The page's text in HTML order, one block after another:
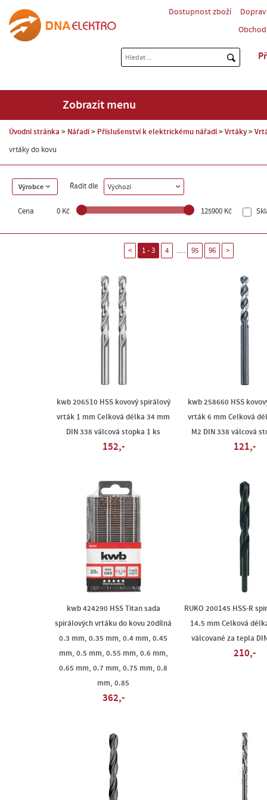
Dostupnost zboží
Zobrazit menu
Úvodní stránka Nářadí Příslušenství k elektrickému nářadí Vrtáky
vrtáky do kovu
Výrobce Řadit dle Výchozí
Cena 0 Kč 125900 Kč
< 1 - 3 4 ..... 95 96 >
kwb 206510 HSS kovový spirálový
vrták 1 mm Celková délka 34 mm
DIN 338 válcová stopka 1 ks
152,-
kwb 258660 HSS
vrták 6 mm Celková
M2 DIN 338 válcová
121,-
kwb 424290 HSS Titan sada
spirálových vrtáku do kovu 20dílná
0.3 mm, 0.35 mm, 0.4 mm, 0.45
mm, 0.5 mm, 0.55 mm, 0.6 mm,
0.65 mm, 0.7 mm, 0.75 mm, 0.8
mm, 0.85
362,-
RUKO 200145 HSS-R
14.5 mm Celková
válcované za tepla
210,-